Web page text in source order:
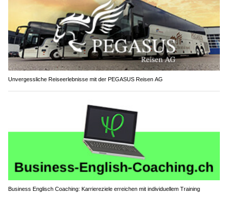
Unvergessliche Reiseerlebnisse mit der PEGASUS Reisen AG
Business Englisch Coaching: Karriereziele erreichen mit individuellem Training